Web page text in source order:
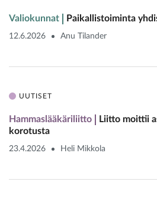
Valiokunnat Paikallistoiminta
12.6.2026 Anu Tilander
UUTISET
Hammaslääkäriliitto
Liitto moittii
korotusta
23.4.2026 Heli Mikkola